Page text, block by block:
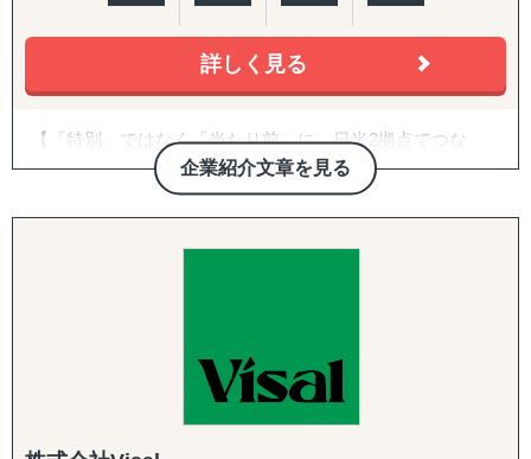
「海外進出がはじめてだから落とし穴が多そうで困ってい
る」
などいったお悩みを抱えています。こういったお悩みの企
業のご担当者は、ぜひ一度、アクシアマーケティングにご
東南アジアや中国、韓国、インドをはじめ、北米や欧州と
いった幅広い国・地域での調査実績があり、調査・分析に
特化している弊社が、貴社の海外事業の成功に向けて、伴
走支援させていただきます。
【よくご相談いただく内容】
「どの国・地域に参入すべきかわからない」
詳しく見る
企業紹介文章を見る
【「特別」ではなく「当たり前」に。日米2拠点でつな
ぐ、伴走型の海外進出支援】
株式会社グロスペリティは、**「海外進出の成功を"特
別"ではなく"当たり前"にする」**ことをミッションに掲
立案と米国現地での実行を、同じチームでシームレスにつ
なぐ体制を強みとしています。
年間約50社、累計100社以上の日本企業の海外進出をご支
援。食品・日用品・キッチン用品・伝統工芸品・スポーツ